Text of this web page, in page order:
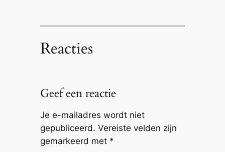
Reacties
Geef een reactie
Je e-mailadres wordt niet
gepubliceerd. Vereiste velden zijn
gemarkeerd met *